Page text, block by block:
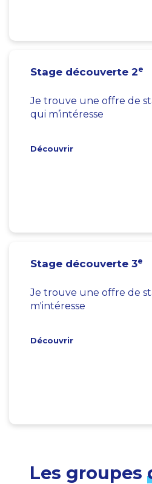
Stage découverte 2e
Je trouve une offre de
qui m’intéresse
Découvrir
Stage découverte 3e
Je trouve une offre de
m'intéresse
Découvrir
Les groupes